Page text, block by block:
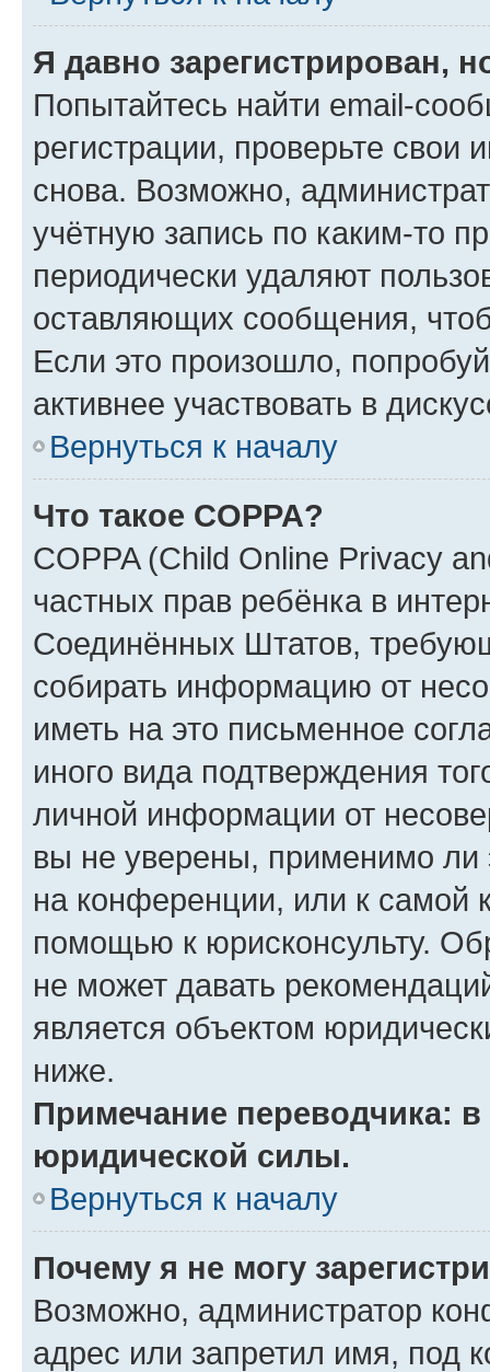
Я давно зарегистрирован,
Попытайтесь найти email-
регистрации, проверьте свои
снова. Возможно,
учётную запись по каким-то
периодически удаляют
оставляющих сообщения,
Если это произошло,
активнее участвовать в
Вернуться к началу
Что такое COPPA?
COPPA (Child Online Privacy
частных прав ребёнка в
Соединённых Штатов,
собирать информацию от
иметь на это письменное
иного вида подтверждения
личной информации от
вы не уверены, применимо ли
на конференции, или к самой
помощью к юрисконсульту.
не может давать
является объектом
ниже.
Примечание переводчика:
юридической силы.
Вернуться к началу
Почему я не могу
Возможно, администратор
адрес или запретил имя, под